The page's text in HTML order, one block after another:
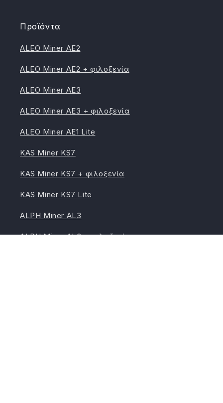
Προϊόντα
ALEO Miner AE2
ALEO Miner AE2 + φιλοξενία
ALEO Miner AE3
ALEO Miner AE3 + φιλοξενία
ALEO Miner AE1 Lite
KAS Miner KS7
KAS Miner KS7 + φιλοξενία
KAS Miner KS7 Lite
ALPH Miner AL3
ALPH Miner AL3 + φιλοξενία